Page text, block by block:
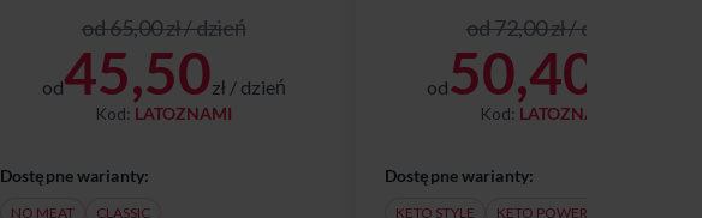
od 65,00 zł / dzień
od45,50zł / dzień
Kod: LATOZNAMI
Dostępne warianty:
NO MEAT CLASSIC
od 72,00 zł / dzień
od50,40
Kod: LATOZNAMI
Dostępne warianty:
KETO STYLE KETO POWER